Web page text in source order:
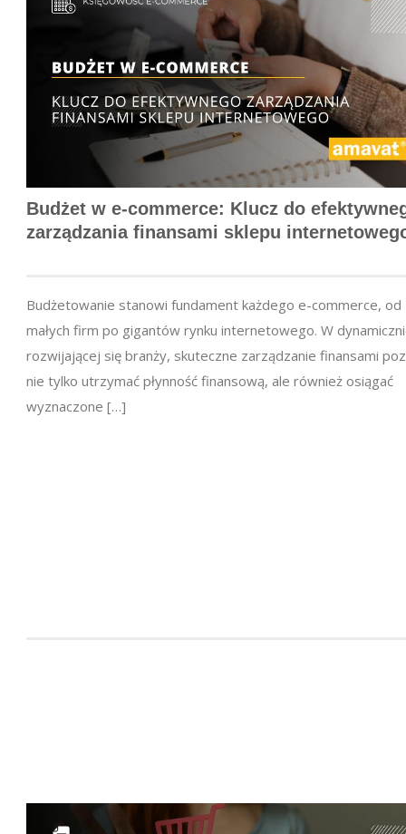
Budżet w e-commerce: Klucz do
zarządzania finansami sklepu
Budżetowanie stanowi fundament każdego e-commerce, od
małych firm po gigantów rynku internetowego. W
rozwijającej się branży, skuteczne zarządzanie finansami
nie tylko utrzymać płynność finansową, ale również osiągać
wyznaczone […]